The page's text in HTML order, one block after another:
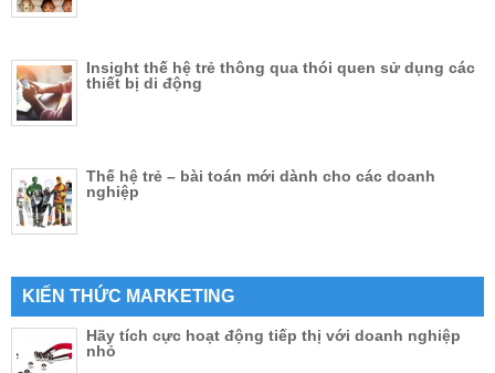
Insight thế hệ trẻ thông qua thói quen sử dụng các
thiết bị di động
Thế hệ trẻ – bài toán mới dành cho các doanh
nghiệp
KIẾN THỨC MARKETING
Hãy tích cực hoạt động tiếp thị với doanh nghiệp
nhỏ